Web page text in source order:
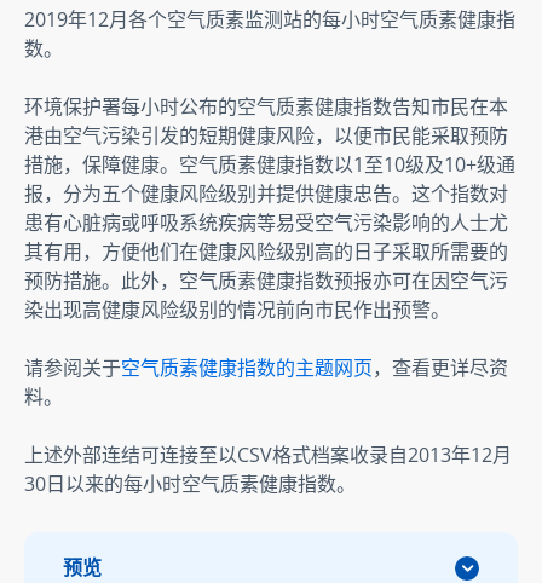
2019年12月各个空气质素监测站的每小时空气质素健康指
数。
环境保护署每小时公布的空气质素健康指数告知市民在本
港由空气污染引发的短期健康风险，以便市民能采取预防
措施，保障健康。空气质素健康指数以1至10级及10+级通
报，分为五个健康风险级别并提供健康忠告。这个指数对
患有心脏病或呼吸系统疾病等易受空气污染影响的人士尤
其有用，方便他们在健康风险级别高的日子采取所需要的
预防措施。此外，空气质素健康指数预报亦可在因空气污
染出现高健康风险级别的情况前向市民作出预警。
请参阅关于空气质素健康指数的主题网页，查看更详尽资
料。
上述外部连结可连接至以CSV格式档案收录自2013年12月
30日以来的每小时空气质素健康指数。
预览